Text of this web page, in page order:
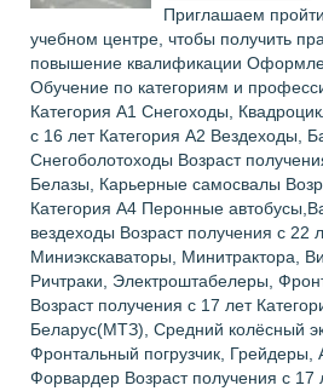
Приглашаем
учебном центре, чтобы получить
повышение квалификации
Обучение по категориям и
Категория А1 Снегоходы,
с 16 лет Категория А2 Вездеходы,
Снегоболотоходы Возраст
Белазы, Карьерные самосвалы
Категория А4 Перонные
вездеходы Возраст получения с 22
Миниэкскаваторы, Минитрактора,
Ричтраки, Электроштабелеры,
Возраст получения с 17 лет
Беларус(МТЗ), Средний колёсный
Фронтальный погрузчик, Грейдеры,
Форвардер Возраст получения с 17